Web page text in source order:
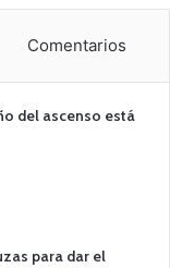
Comentarios
del ascenso está
para dar el